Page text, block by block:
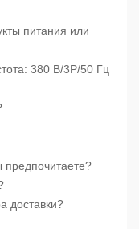
питания или
380 В/3P/50 Гц
доставки?